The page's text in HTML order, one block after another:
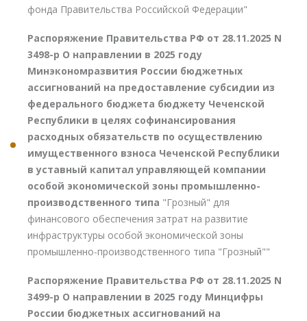
фонда Правительства Российской Федерации"
Распоряжение Правительства РФ от 28.11.2025 N
3498-р О направлении в 2025 году
Минэкономразвития России бюджетных
ассигнований на предоставление субсидии из
федерального бюджета бюджету Чеченской
Республики в целях софинансирования
расходных обязательств по осуществлению
имущественного взноса Чеченской Республики
в уставный капитал управляющей компании
особой экономической зоны промышленно-
производственного типа "Грозный" для
финансового обеспечения затрат на развитие
инфраструктуры особой экономической зоны
промышленно-производственного типа "Грозный""
Распоряжение Правительства РФ от 28.11.2025 N
3499-р О направлении в 2025 году Минцифры
России бюджетных ассигнований на